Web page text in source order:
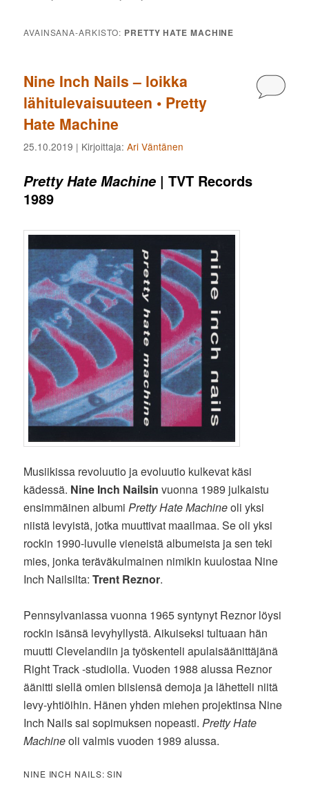
AVAINSANA-ARKISTO: PRETTY HATE MACHINE
Nine Inch Nails – loikka
lähitulevaisuuteen • Pretty
Hate Machine
25.10.2019 | Kirjoittaja:Ari Väntänen
Pretty Hate Machine | TVT Records
1989
Musiikissa revoluutio ja evoluutio kulkevat käsi
kädessä. Nine Inch Nailsin vuonna 1989 julkaistu
ensimmäinen albumi Pretty Hate Machineoli yksi
niistä levyistä, jotka muuttivat maailmaa. Se oli yksi
rockin 1990-luvulle vieneistä albumeista ja sen teki
mies, jonka teräväkulmainen nimikin kuulostaa Nine
Inch Nailsilta:Trent Reznor.
Pennsylvaniassa vuonna 1965 syntynyt Reznor löysi
rockin isänsä levyhyllystä. Aikuiseksi tultuaan hän
muutti Clevelandiin ja työskenteli apulaisäänittäjänä
Right Track -studiolla. Vuoden 1988 alussa Reznor
äänitti siellä omien biisiensä demoja ja lähetteli niitä
levy-yhtiöihin. Hänen yhden miehen projektinsa Nine
Inch Nails sai sopimuksen nopeasti. Pretty Hate
Machineoli valmis vuoden 1989 alussa.
NINE INCH NAILS: SIN